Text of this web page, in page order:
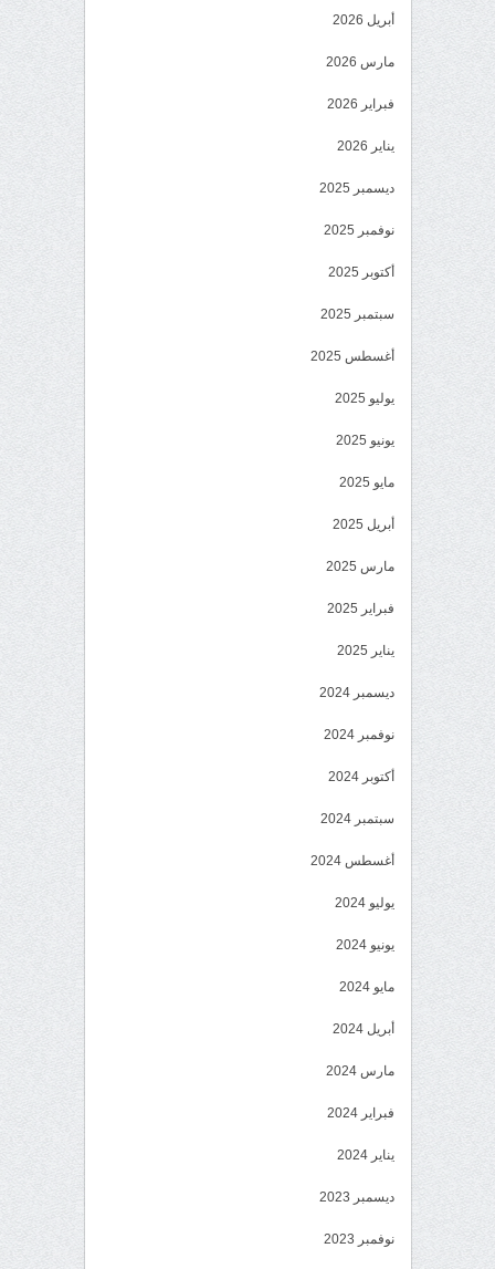
أبريل 2026
مارس 2026
فبراير 2026
يناير 2026
ديسمبر 2025
نوفمبر 2025
أكتوبر 2025
سبتمبر 2025
أغسطس 2025
يوليو 2025
يونيو 2025
مايو 2025
أبريل 2025
مارس 2025
فبراير 2025
يناير 2025
ديسمبر 2024
نوفمبر 2024
أكتوبر 2024
سبتمبر 2024
أغسطس 2024
يوليو 2024
يونيو 2024
مايو 2024
أبريل 2024
مارس 2024
فبراير 2024
يناير 2024
ديسمبر 2023
نوفمبر 2023